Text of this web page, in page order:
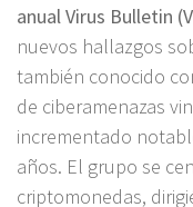
anual Virus Bulletin
nuevos hallazgos
también conocido
de ciberamenazas
incrementado
años. El grupo se
criptomonedas,